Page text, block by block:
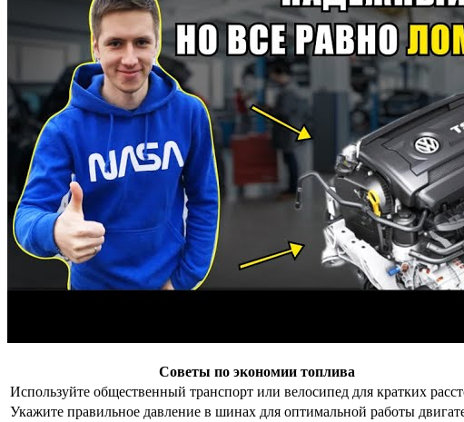
Советы по экономии топлива
Используйте общественный транспорт или велосипед для кратких
Укажите правильное давление в шинах для оптимальной работы